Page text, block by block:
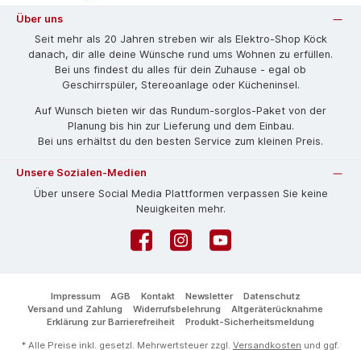
Über uns
Seit mehr als 20 Jahren streben wir als Elektro-Shop Köck
danach, dir alle deine Wünsche rund ums Wohnen zu erfüllen.
Bei uns findest du alles für dein Zuhause - egal ob
Geschirrspüler, Stereoanlage oder Kücheninsel.
Auf Wunsch bieten wir das Rund­um-sorg­los-Pa­ket von der
Planung bis hin zur Lieferung und dem Einbau.
Bei uns erhältst du den besten Service zum kleinen Preis.
Unsere Sozialen-Medien
Über unsere Social Media Plattformen verpassen Sie keine
Neuigkeiten mehr.
FacebookInstagramYouTube
Impressum AGB Kontakt Newsletter
Datenschutz
Versand und Zahlung
Widerrufsbelehrung
Altgeräterücknahme
Erklärung zur Barrierefreiheit
Produkt-Sicherheitsmeldung
* Alle Preise inkl. gesetzl. Mehrwertsteuer zzgl. Versandkosten und ggf.